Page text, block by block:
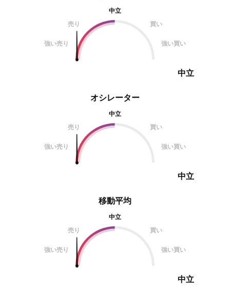
オシレーター
中立
売り
買い
強い売り 強い買い
中立
中立
売り
買い
強い売り 強い買い
中立
移動平均
中立
売り
買い
強い売り 強い買い
中立